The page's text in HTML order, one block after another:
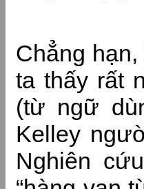
Chẳng
ta thấy rất
(từ ngữ
Kelley
Nghiên